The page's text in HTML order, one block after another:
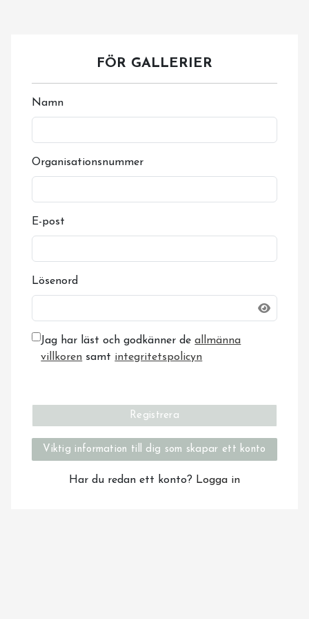
FÖR GALLERIER
Namn
Organisationsnummer
E-post
Lösenord
Jag har läst och godkänner deallmänna
villkoren samt integritetspolicyn
Registrera
Viktig information till dig som skapar ett konto
Har du redan ett konto? Logga in